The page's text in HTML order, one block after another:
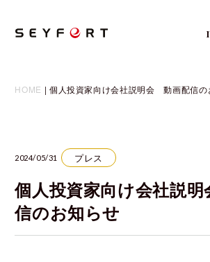
HOME | 個人投資家向け会社説明会 動画配信の
2024/05/31 プレス
個人投資家向け会社説
信のお知らせ